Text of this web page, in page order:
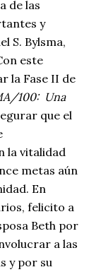
de las
y
S. Bylsma,
este
la Fase II de
100: Una
que el
la vitalidad
metas aún
En
felicito a
Beth por
a las
y por su